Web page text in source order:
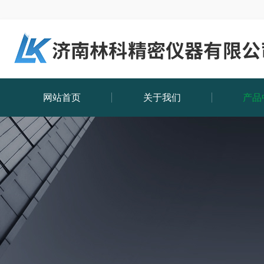
网站首页 关于我们 产品